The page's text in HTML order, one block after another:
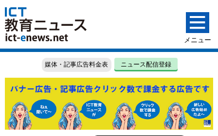
媒体・記事広告料金表 ニュース配信登録